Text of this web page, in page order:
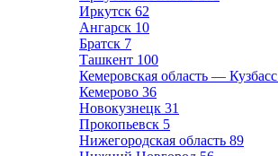
Иркутск 62
Ангарск 10
Братск 7
Ташкент 100
Кемеровская область — Кузбасс
Кемерово 36
Новокузнецк 31
Прокопьевск 5
Нижегородская область 89